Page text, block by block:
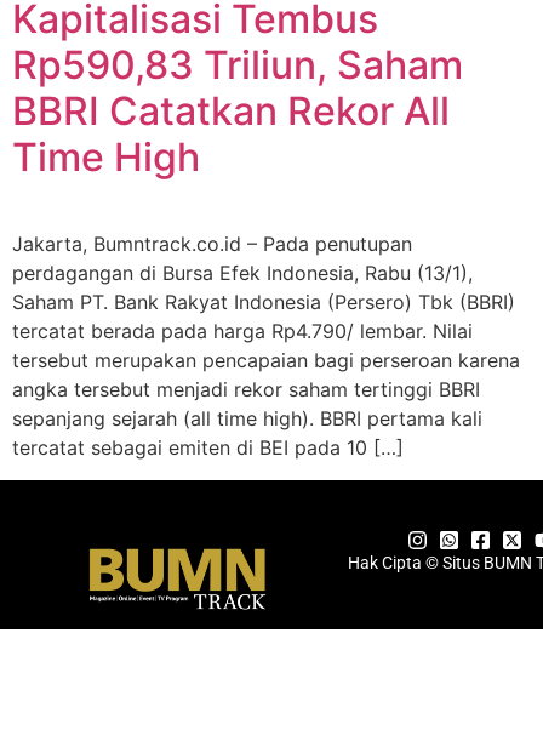
Kapitalisasi Tembus
Rp590,83 Triliun, Saham
BBRI Catatkan Rekor All
Time High
Jakarta, Bumntrack.co.id – Pada penutupan
perdagangan di Bursa Efek Indonesia, Rabu (13/1),
Saham PT. Bank Rakyat Indonesia (Persero) Tbk (BBRI)
tercatat berada pada harga Rp4.790/ lembar. Nilai
tersebut merupakan pencapaian bagi perseroan karena
angka tersebut menjadi rekor saham tertinggi BBRI
sepanjang sejarah (all time high). BBRI pertama kali
tercatat sebagai emiten di BEI pada 10 […]
Hak Cipta © Situs BUMN